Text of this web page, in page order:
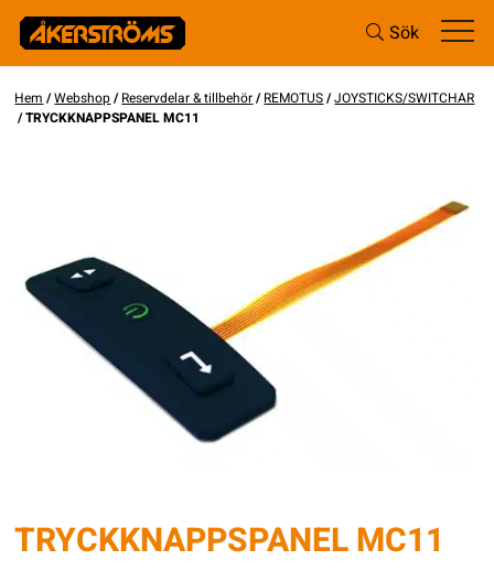
Sök
Hem /Webshop/Reservdelar & tillbehör/REMOTUS/JOYSTICKS/SWITCHAR
/ TRYCKKNAPPSPANEL MC11
TRYCKKNAPPSPANEL MC11